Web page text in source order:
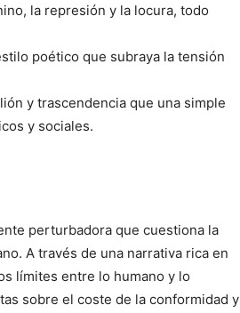
la represión y la locura, todo
poético que subraya la tensión
y trascendencia que una simple
y sociales.
perturbadora que cuestiona la
A través de una narrativa rica en
límites entre lo humano y lo
sobre el coste de la conformidad y